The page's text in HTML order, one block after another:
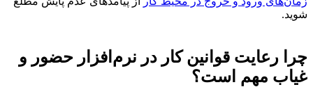
شوید.
چرا رعایت قوانین کار در نرم‌افزار حضور و
غیاب مهم است؟